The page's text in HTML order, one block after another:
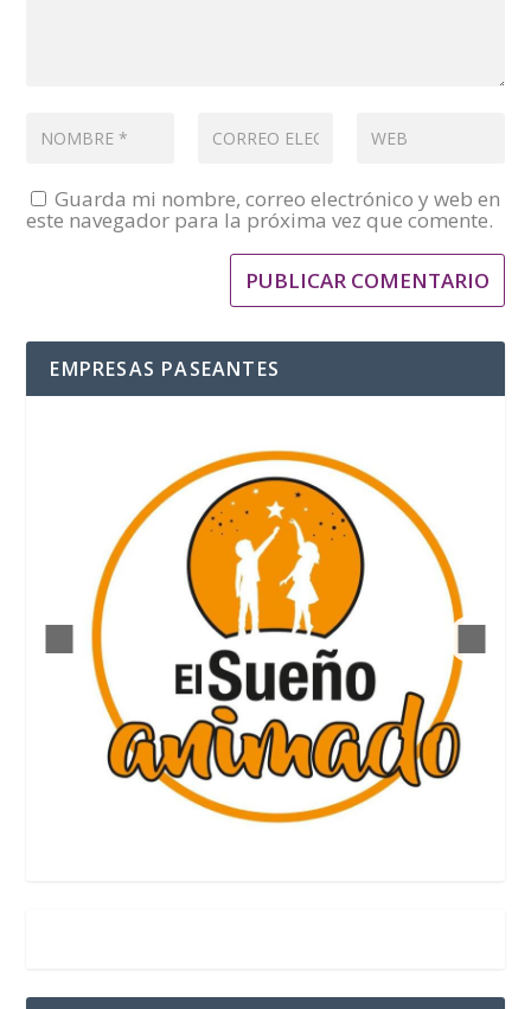
Guarda mi nombre, correo electrónico y web en
este navegador para la próxima vez que comente.
EMPRESAS PASEANTES